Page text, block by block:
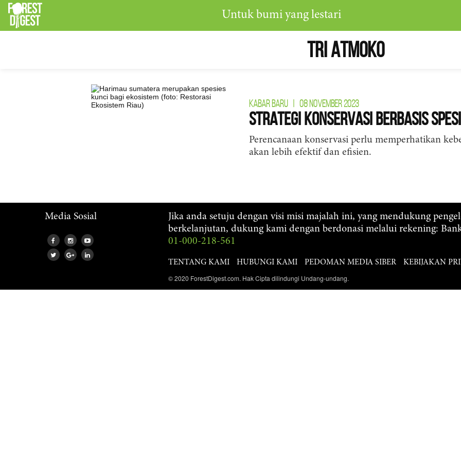
Untuk bumi yang lestari
Tri Atmoko
KABAR BARU 08 NOVEMBER 2023
Strategi Konservasi Berbasis
Perencanaan konservasi perlu memperhatikan
akan lebih efektif dan efisien.
Media Sosial
Jika anda setuju dengan visi misi majalah ini, yang mendukung
berkelanjutan, dukung kami dengan berdonasi melalui rekening:
01-000-218-561
TENTANG KAMI HUBUNGI KAMI PEDOMAN MEDIA SIBER KEBIJAKAN
© 2020 ForestDigest.com. Hak Cipta dilindungi Undang-undang.